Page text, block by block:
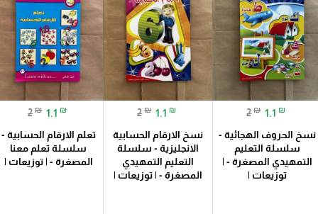
2 ₪ 1.1 ₪
نسخ الحروف الهجائية -
سلسلة التعليم
التمهيدي المصغرة - |
توزيعات |
2 ₪ 1.1 ₪
نسخ الارقام الحسابية
الانجليزية - سلسلة
التعليم التمهيدي
المصغرة - | توزيعات |
2 ₪ 1.1 ₪
تعلم الارقام الحسابية -
سلسلة تعلم معنا
المصغرة - | توزيعات |